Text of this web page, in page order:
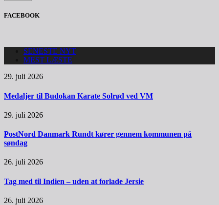
FACEBOOK
SENESTE NYT
MEST LÆSTE
29. juli 2026
Medaljer til Budokan Karate Solrød ved VM
29. juli 2026
PostNord Danmark Rundt kører gennem kommunen på
søndag
26. juli 2026
Tag med til Indien – uden at forlade Jersie
26. juli 2026